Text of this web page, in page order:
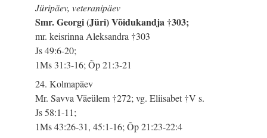
Jüripäev, veteranipäev
Smr. Georgi (Jüri) Võidukandja †303;
mr. keisrinna Aleksandra †303
Js 49:6-20;
1Ms 31:3-16; Õp 21:3-21
24. Kolmapäev
Mr. Savva Väeülem †272; vg. Eliisabet †V s.
Js 58:1-11;
1Ms 43:26-31, 45:1-16; Õp 21:23-22:4